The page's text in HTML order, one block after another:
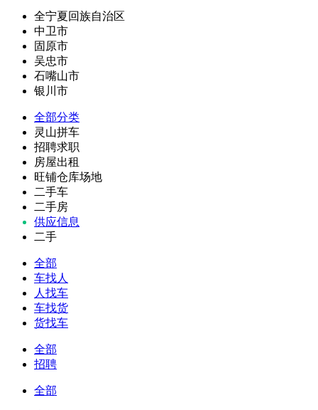
全宁夏回族自治区
中卫市
固原市
吴忠市
石嘴山市
银川市
全部分类
灵山拼车
招聘求职
房屋出租
旺铺仓库场地
二手车
二手房
供应信息
二手
全部
车找人
人找车
车找货
货找车
全部
招聘
全部